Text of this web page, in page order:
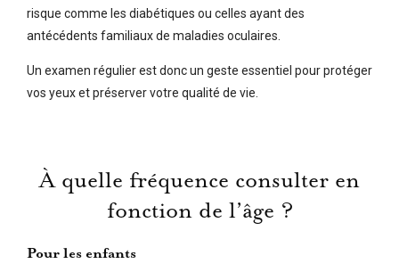
risque comme les diabétiques ou celles ayant des
antécédents familiaux de maladies oculaires.
Un examen régulier est donc un geste essentiel pour protéger
vos yeux et préserver votre qualité de vie.
À quelle fréquence consulter en
fonction de l’âge ?
Pour les enfants